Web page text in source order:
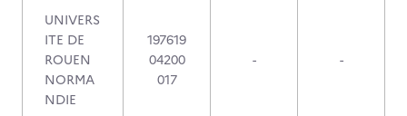
UNIVERS
ITE DE
ROUEN
NORMA
NDIE
197619
04200
017
- -